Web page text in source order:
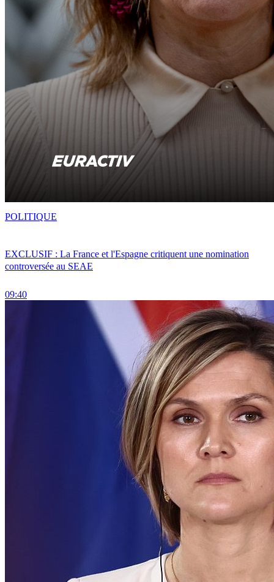
EXCLUSIF : La France et l'Espagne critiquent une nomination
controversée au SEAE
09:40
POLITIQUE